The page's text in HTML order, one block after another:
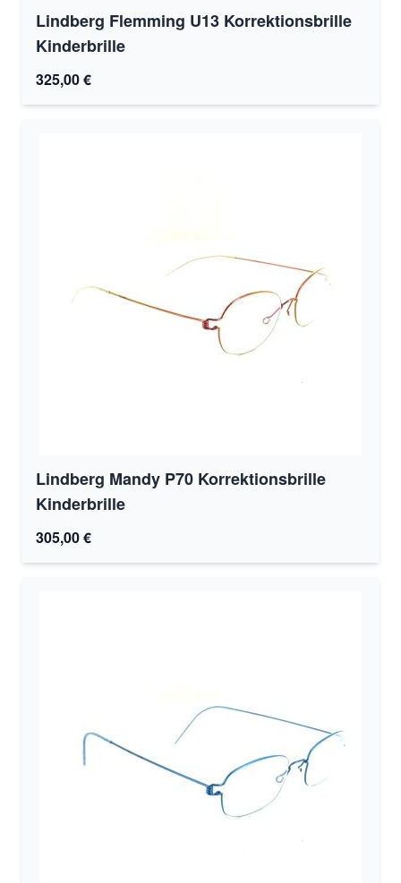
Lindberg Flemming U13 Korrektionsbrille
Kinderbrille
325,00 €
Lindberg Mandy P70 Korrektionsbrille
Kinderbrille
305,00 €